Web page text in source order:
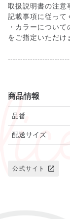
取扱説明書の注意
記載事項に従って
・カラーについ
をご指定いただけ
商品情報
品番
配送サイズ
公式サイト